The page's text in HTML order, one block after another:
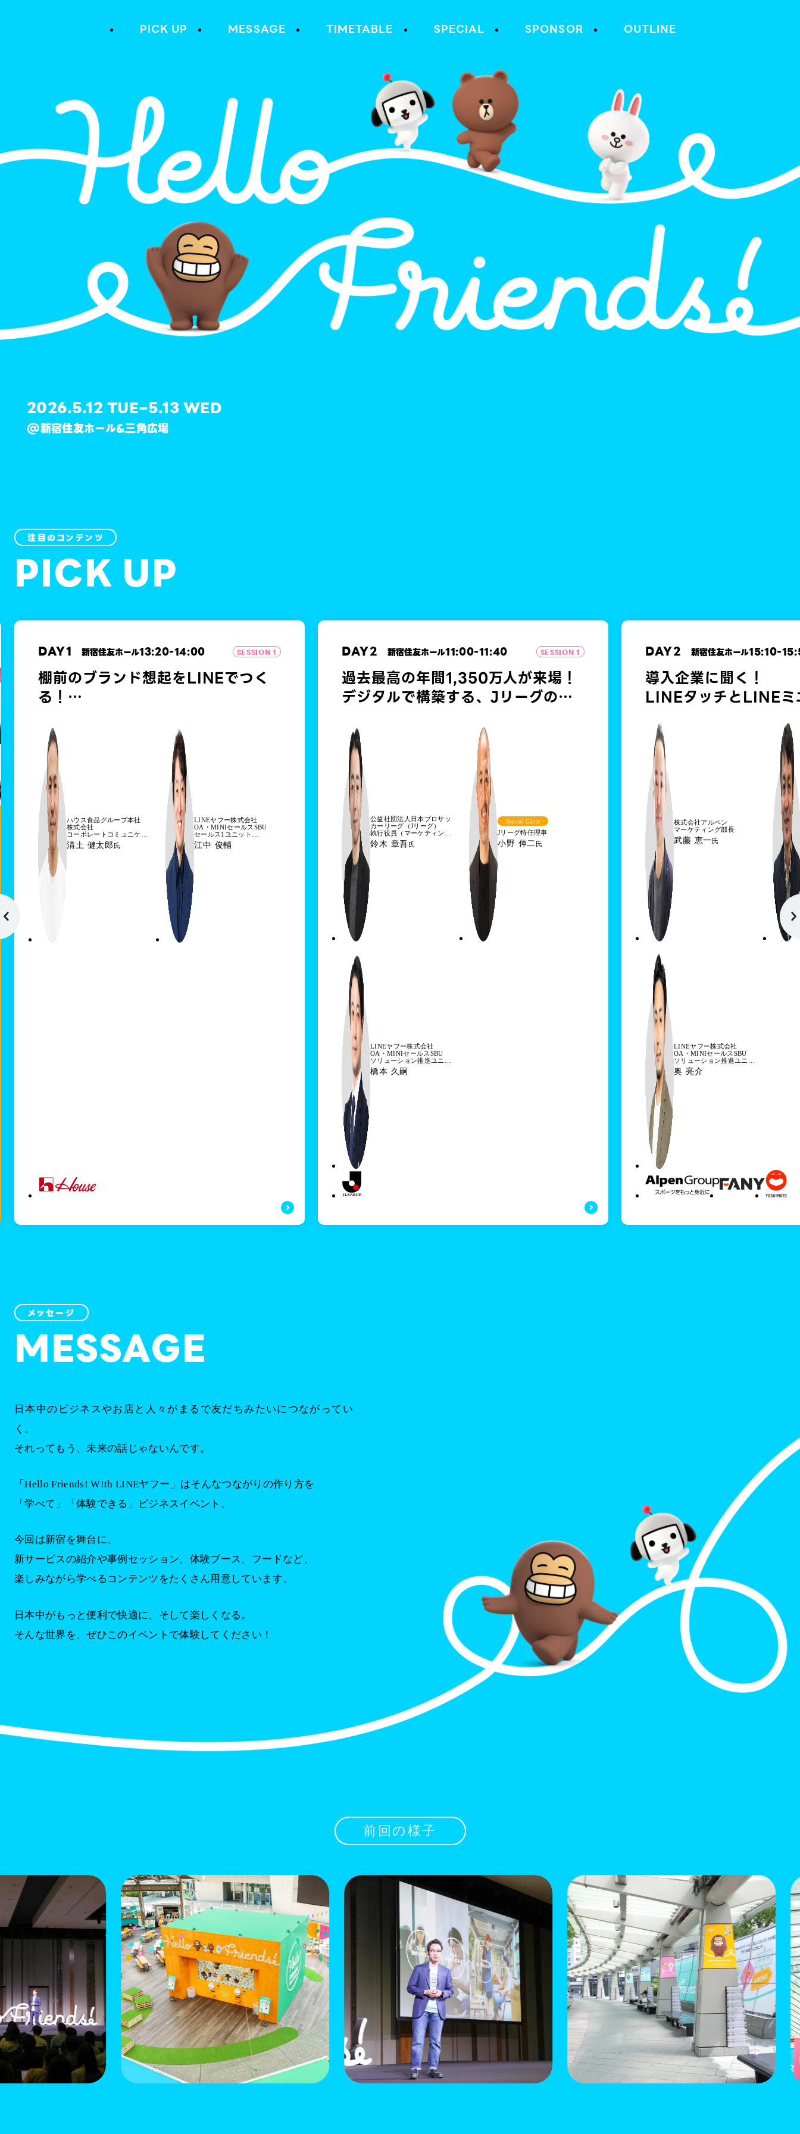
PICK UP MESSAGE TIMETABLE SPECIAL SPONSOR OUTLINE
2026.5.12 TUE−5.13 WED
@新宿住友ホール&三角広場
注目のコンテンツ
PICK UP
SESSION 1
DAY1 新宿住友ホール13:20-14:00
棚前のブランド想起をLINEでつく
る！
起点のCRM戦略とは
ハウス食品グループ本社
株式会社
コーポレートコミュニケー
ション本部
清土 健太郎 氏
LINEヤフー株式会社
OA・MINIセールスSBU
セールス1ユニット
ユニットリード
江中 俊輔
SESSION 1
DAY2 新宿住友ホール11:00-11:40
過去最高の年間1,350万人が来場！
デジタルで構築する、Jリーグのフ
公益社団法人日本プロサッ
カーリーグ（Jリーグ）
執行役員（マーケティング
事業担当）
兼 マーケティング事業本部
鈴木 章吾氏
Special Guest
Jリーグ特任理事
小野 伸二 氏
LINEヤフー株式会社
OA・MINIセールスSBU
ソリューション推進ユニッ
ト
ユニットリード
橋本 久嗣
DAY2 新宿住友ホール15:10-
導入企業に聞く！
LINEタッチとLINEミ
株式会社アルペン
マーケティング部長
武藤 恵一氏
LINEヤフー株式会社
OA・MINIセールスSBU
ソリューション推進ユニッ
ト
DXプランニングディビジョ
奥 亮介
メッセージ
MESSAGE
日本中のビジネスやお店と人々が まるで友だちみたいにつながってい
く。
それってもう、未来の話じゃないんです。
「Hello Friends! W!th LINEヤフー」はそんなつながりの作り方を
「学べて」「体験できる」ビジネスイベント。
今回は新宿を舞台に、
新サービスの紹介や事例セッション、 体験ブース、フードなど、
楽しみながら学べるコンテンツをたくさん用意しています。
日本中がもっと便利で快適に、 そして楽しくなる。
そんな世界を、ぜひこのイベントで体験してください！
前回の様子